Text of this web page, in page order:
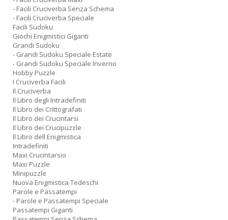
- Facili Cruciverba Senza Schema
- Facili Cruciverba Speciale
Facili Sudoku
Giochi Enigmistici Giganti
Grandi Sudoku
- Grandi Sudoku Speciale Estate
- Grandi Sudoku Speciale Inverno
Hobby Puzzle
I Cruciverba Facili
Il Cruciverba
Il Libro degli Intradefiniti
Il Libro dei Crittografati
Il Libro dei Crucintarsi
Il Libro dei Crucipuzzle
Il Libro dell Enigmistica
Intradefiniti
Maxi Crucintarsio
Maxi Puzzle
Minipuzzle
Nuova Enigmistica Tedeschi
Parole e Passatempi
- Parole e Passatempi Speciale
Passatempi Giganti